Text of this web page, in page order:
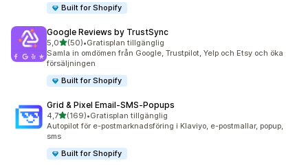
Built for Shopify
Google Reviews by TrustSync
5,0av 5 stjärnor
(50)
50 recensioner totalt
•Gratisplan tillgänglig
Samla in omdömen från Google, Trustpilot, Yelp och Etsy och öka
försäljningen
Built for Shopify
Grid & Pixel Email‑SMS‑Popups
4,7av 5 stjärnor
(169)
169 recensioner totalt
•Gratisplan tillgänglig
Autopilot för e-postmarknadsföring i Klaviyo, e-postmallar, popup,
sms
Built for Shopify